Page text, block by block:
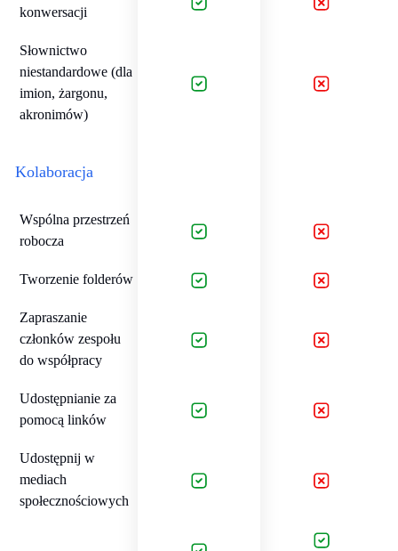
konwersacji
Słownictwo
niestandardowe (dla
imion, żargonu,
akronimów)
Kolaboracja
Wspólna przestrzeń
robocza
Tworzenie folderów
Zapraszanie
członków zespołu
do współpracy
Udostępnianie za
pomocą linków
Udostępnij w
mediach
społecznościowych